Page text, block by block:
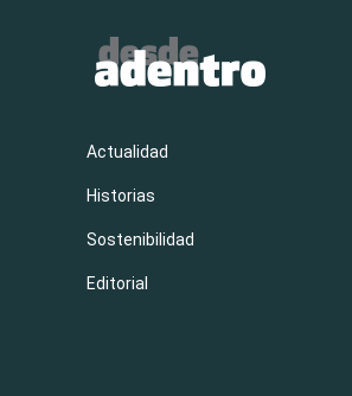
Actualidad
Historias
Sostenibilidad
Editorial